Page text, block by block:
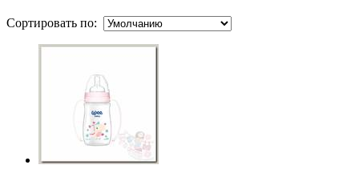
Сортировать по: